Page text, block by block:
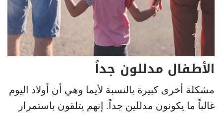
الأطفال مدللون جداً
مشكلة أخرى كبيرة بالنسبة لأيما وهي أن أولاد اليوم
غالباً ما يكونون مدللين جداً. إنهم يتلقون باستمرار